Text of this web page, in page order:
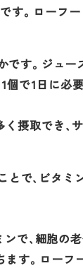
す。ローフ
です。ジュ
個で1日に
摂取でき
で、ビタミ
で、細胞の
す。ロー